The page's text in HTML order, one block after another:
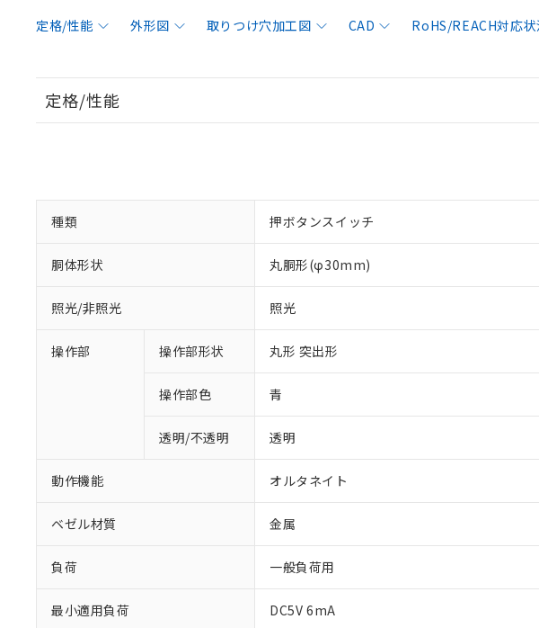
定格/性能 外形図 取りつけ穴加工図 CAD RoHS/REACH対応状
定格/性能
種類 押ボタンスイッチ
胴体形状 丸胴形(φ30mm)
照光/非照光 照光
操作部 操作部形状 丸形 突出形
操作部色 青
透明/不透明 透明
動作機能 オルタネイト
ベゼル材質 金属
負荷 一般負荷用
最小適用負荷 DC5V 6mA
※1 対応状況